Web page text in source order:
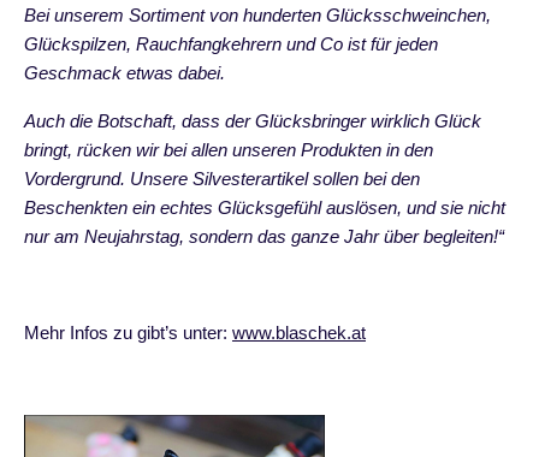
Bei unserem Sortiment von hunderten Glücksschweinchen,
Glückspilzen, Rauchfangkehrern und Co ist für jeden
Geschmack etwas dabei.
Auch die Botschaft, dass der Glücksbringer wirklich Glück
bringt, rücken wir bei allen unseren Produkten in den
Vordergrund. Unsere Silvesterartikelsollen bei den
Beschenkten ein echtes Glücksgefühl auslösen, und sie nicht
nur am Neujahrstag, sondern das ganze Jahr über begleiten!“
Mehr Infos zu gibt’s unter: www.blaschek.at